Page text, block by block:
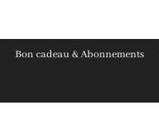
Bon cadeau & Abonnements